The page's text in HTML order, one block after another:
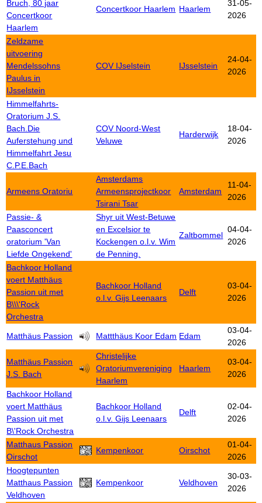
Bruch, 80 jaar
Concertkoor
Haarlem
Concertkoor Haarlem Haarlem
31-05-
2026
Zeldzame
uitvoering
Mendelssohns
Paulus in
IJsselstein
COV IJselstein IJsselstein
24-04-
2026
Himmelfahrts-
Oratorium J.S.
Bach.Die
Auferstehung und
Himmelfahrt Jesu
C.P.E.Bach
COV Noord-West
Veluwe
Harderwijk
18-04-
2026
Armeens Oratoriu
Amsterdams
Armeensprojectkoor
Tsirani Tsar
Amsterdam
11-04-
2026
Passie- &
Paasconcert
oratorium 'Van
Liefde Ongekend'
Shyr uit West-Betuwe
en Excelsior te
Kockengen o.l.v. Wim
de Penning.
Zaltbommel
04-04-
2026
Bachkoor Holland
voert Matthäus
Passion uit met
B\\\'Rock
Orchestra
Bachkoor Holland
o.l.v. Gijs Leenaars
Delft
03-04-
2026
Matthäus Passion Mattthäus Koor Edam Edam
03-04-
2026
Matthäus Passion
J.S. Bach
Christelijke
Oratoriumvereniging
Haarlem
Haarlem
03-04-
2026
Bachkoor Holland
voert Matthäus
Passion uit met
B\'Rock Orchestra
Bachkoor Holland
o.l.v. Gijs Leenaars
Delft
02-04-
2026
Matthaus Passion
Oirschot
Kempenkoor Oirschot
01-04-
2026
Hoogtepunten
Matthaus Passion
Veldhoven
Kempenkoor Veldhoven
30-03-
2026